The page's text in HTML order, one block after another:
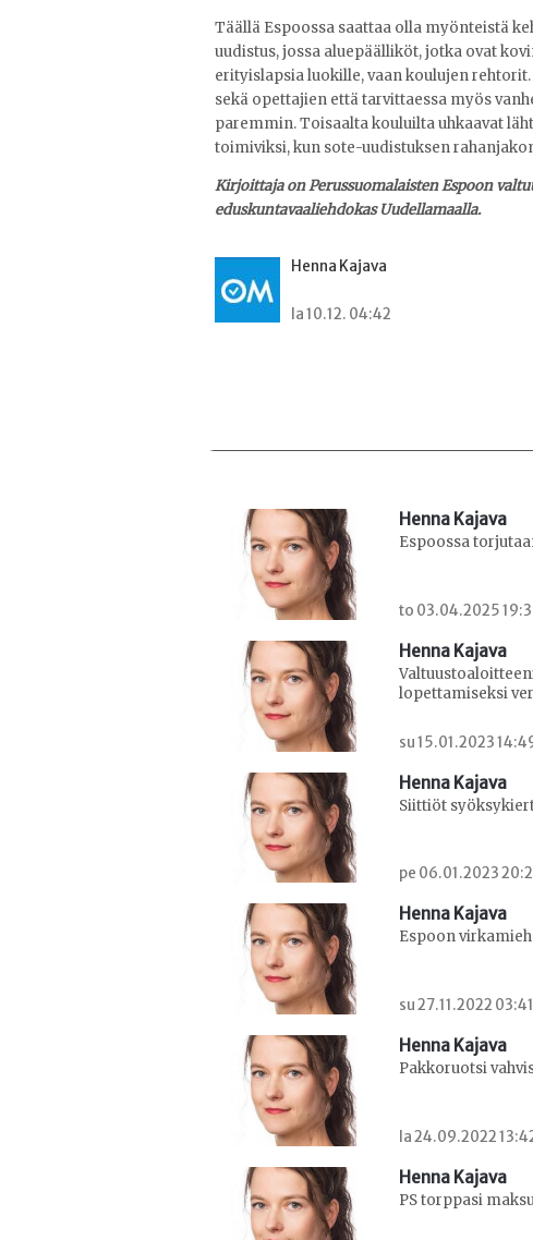
Täällä Espoossa saattaa olla myönteistä
uudistus, jossa aluepäälliköt, jotka ovat
erityislapsia luokille, vaan koulujen
sekä opettajien että tarvittaessa myös
paremmin. Toisaalta kouluilta uhkaavat
toimiviksi, kun sote-uudistuksen
Kirjoittaja on Perussuomalaisten Espoon
eduskuntavaaliehdokas Uudellamaalla.
Henna Kajava
la 10.12. 04:42
Henna Kajava
Espoossa
to 03.04.2025
Henna Kajava
lopettamiseksi
su 15.01.2023
Henna Kajava
Siittiöt
pe 06.01.2023
Henna Kajava
Espoon
su 27.11.2022
Henna Kajava
Pakkoruotsi
la 24.09.2022
Henna Kajava
PS torppasi